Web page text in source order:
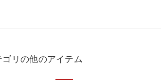
ゴリの他のアイテム